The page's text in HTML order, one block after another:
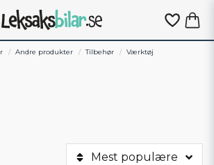
Andre produkter Tilbehør Værktøj
Mest populære